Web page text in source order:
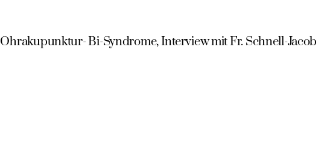
Ohrakupunktur- Bi-Syndrome, Interview mit Fr. Schnell-Jacob